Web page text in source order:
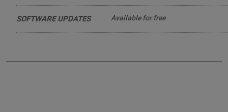
SOFTWARE UPDATES Available for free